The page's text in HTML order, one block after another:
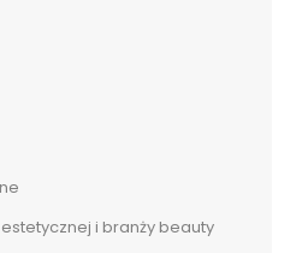
i branży beauty